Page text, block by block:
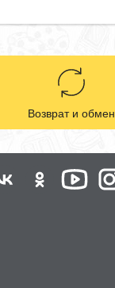
Возврат и обмен